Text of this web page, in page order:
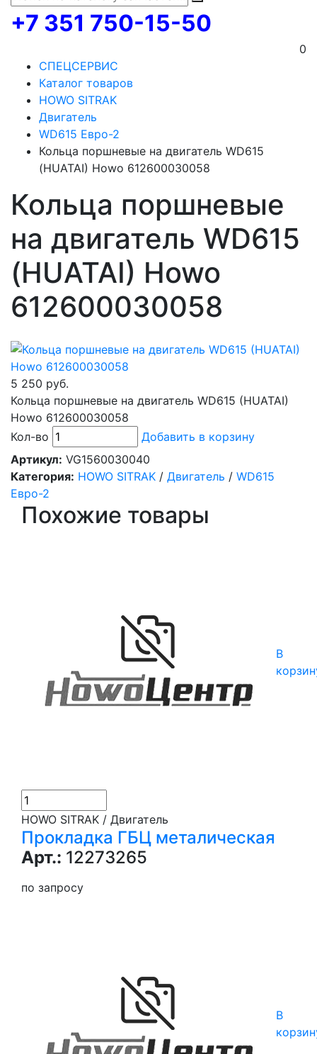
+7 351 750-15-50
0
СПЕЦСЕРВИС
Каталог товаров
HOWO SITRAK
Двигатель
WD615 Евро-2
Кольца поршневые на двигатель WD615
(HUATAI) Howo 612600030058
Кольца поршневые
на двигатель WD615
(HUATAI) Howo
612600030058
5 250 руб.
Кольца поршневые на двигатель WD615 (HUATAI)
Howo 612600030058
Кол-во
Добавить в корзину
Артикул: VG1560030040
Категория: HOWO SITRAK / Двигатель / WD615
Евро-2
Похожие товары
В
HOWO SITRAK / Двигатель
Прокладка ГБЦ металическая
Арт.: 12273265
по запросу
В